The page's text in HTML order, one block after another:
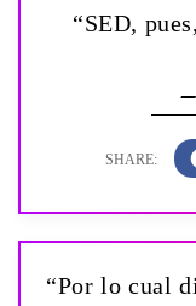
“SED,
“Por lo cual